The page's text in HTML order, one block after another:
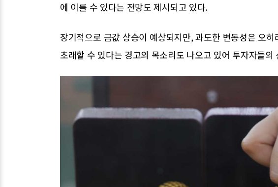
에 이를 수 있다는 전망도 제시되고 있다.
장기적으로 금값 상승이 예상되지만, 과도한 변동성은 오
초래할 수 있다는 경고의 목소리도 나오고 있어 투자자들